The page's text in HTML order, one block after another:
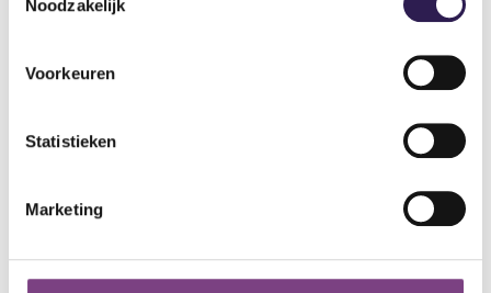
Noodzakelijk
Voorkeuren
Statistieken
Marketing
duwt.
Tricep dip machine
lichaamsgewicht, dan is de dip machine iets voor jou. Met
dit apparaat kun je het gewicht aanpassen, waardoor je
geleidelijk sterker wordt. Uiteindelijk kun je zonder
gewicht dippen.
Tricep dip bar